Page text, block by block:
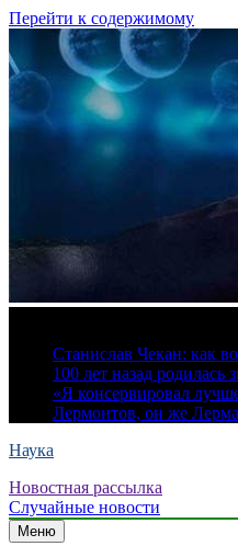
Перейти к содержимому
Станислав Чекан: как
100 лет назад
«Я консервировал
Лермонтов, он же
Наука
Новостная рассылка
Случайные новости
Меню